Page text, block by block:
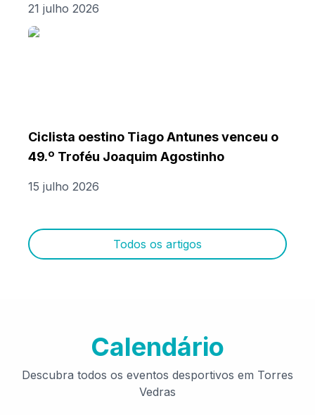
21 julho 2026
Ciclista oestino Tiago Antunes venceu o
49.º Troféu Joaquim Agostinho
15 julho 2026
Todos os artigos
Calendário
Descubra todos os eventos desportivos em Torres
Vedras